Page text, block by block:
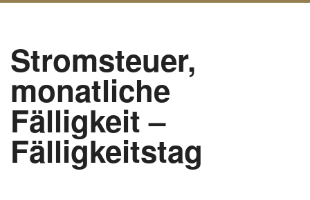
Stromsteuer,
monatliche
Fälligkeit –
Fälligkeitstag